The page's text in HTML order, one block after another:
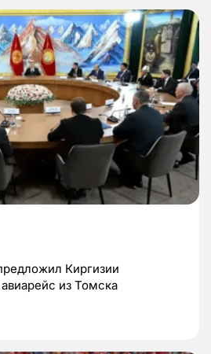
Киргизии
из Томска